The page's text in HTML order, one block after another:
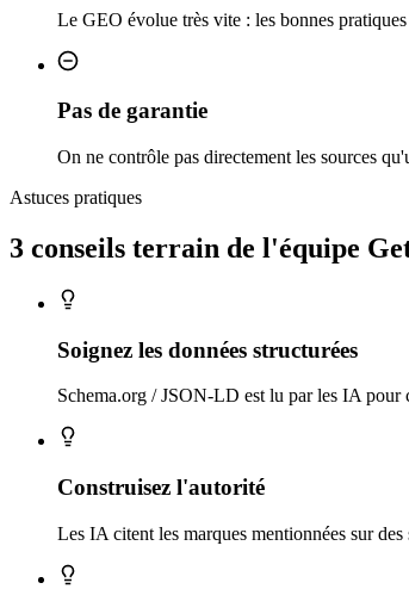
Le GEO évolue très vite : les bonnes
Pas de garantie
On ne contrôle pas directement les sources
Astuces pratiques
3 conseils terrain de l'équipe
Soignez les données structurées
Schema.org / JSON-LD est lu par les IA
Construisez l'autorité
Les IA citent les marques mentionnées sur